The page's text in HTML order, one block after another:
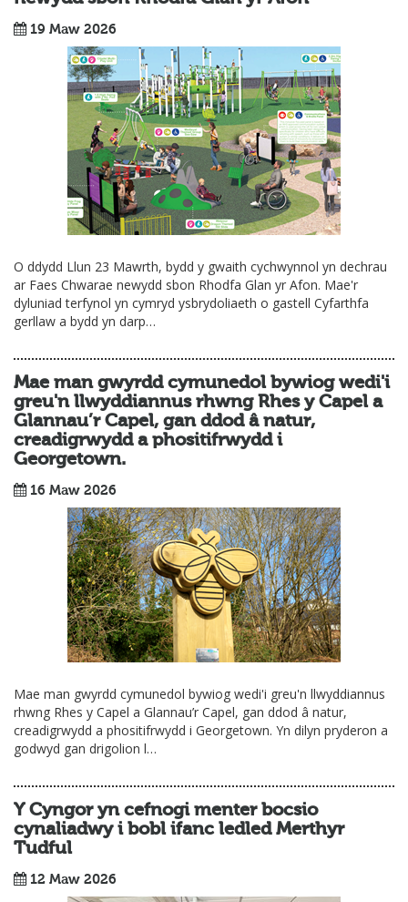
19 Maw 2026
O ddydd Llun 23 Mawrth, bydd y gwaith cychwynnol yn dechrau
ar Faes Chwarae newydd sbon Rhodfa Glan yr Afon. Mae'r
dyluniad terfynol yn cymryd ysbrydoliaeth o gastell Cyfarthfa
gerllaw a bydd yn darp…
Mae man gwyrdd cymunedol bywiog wedi'i
greu'n llwyddiannus rhwng Rhes y Capel a
Glannau’r Capel, gan ddod â natur,
creadigrwydd a phositifrwydd i
Georgetown.
16 Maw 2026
Mae man gwyrdd cymunedol bywiog wedi'i greu'n llwyddiannus
rhwng Rhes y Capel a Glannau’r Capel, gan ddod â natur,
creadigrwydd a phositifrwydd i Georgetown. Yn dilyn pryderon a
godwyd gan drigolion l…
Y Cyngor yn cefnogi menter bocsio
cynaliadwy i bobl ifanc ledled Merthyr
Tudful
12 Maw 2026